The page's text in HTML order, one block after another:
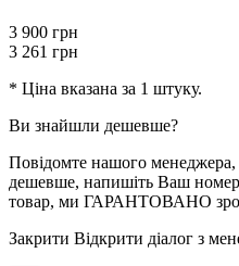
3 900 грн
3 261 грн
* Ціна вказана за 1 штуку.
Ви знайшли дешевше?
Повідомте нашого
дешевше, напишіть Ваш
товар, ми ГАРАНТОВАНО
Закрити Відкрити діалог з